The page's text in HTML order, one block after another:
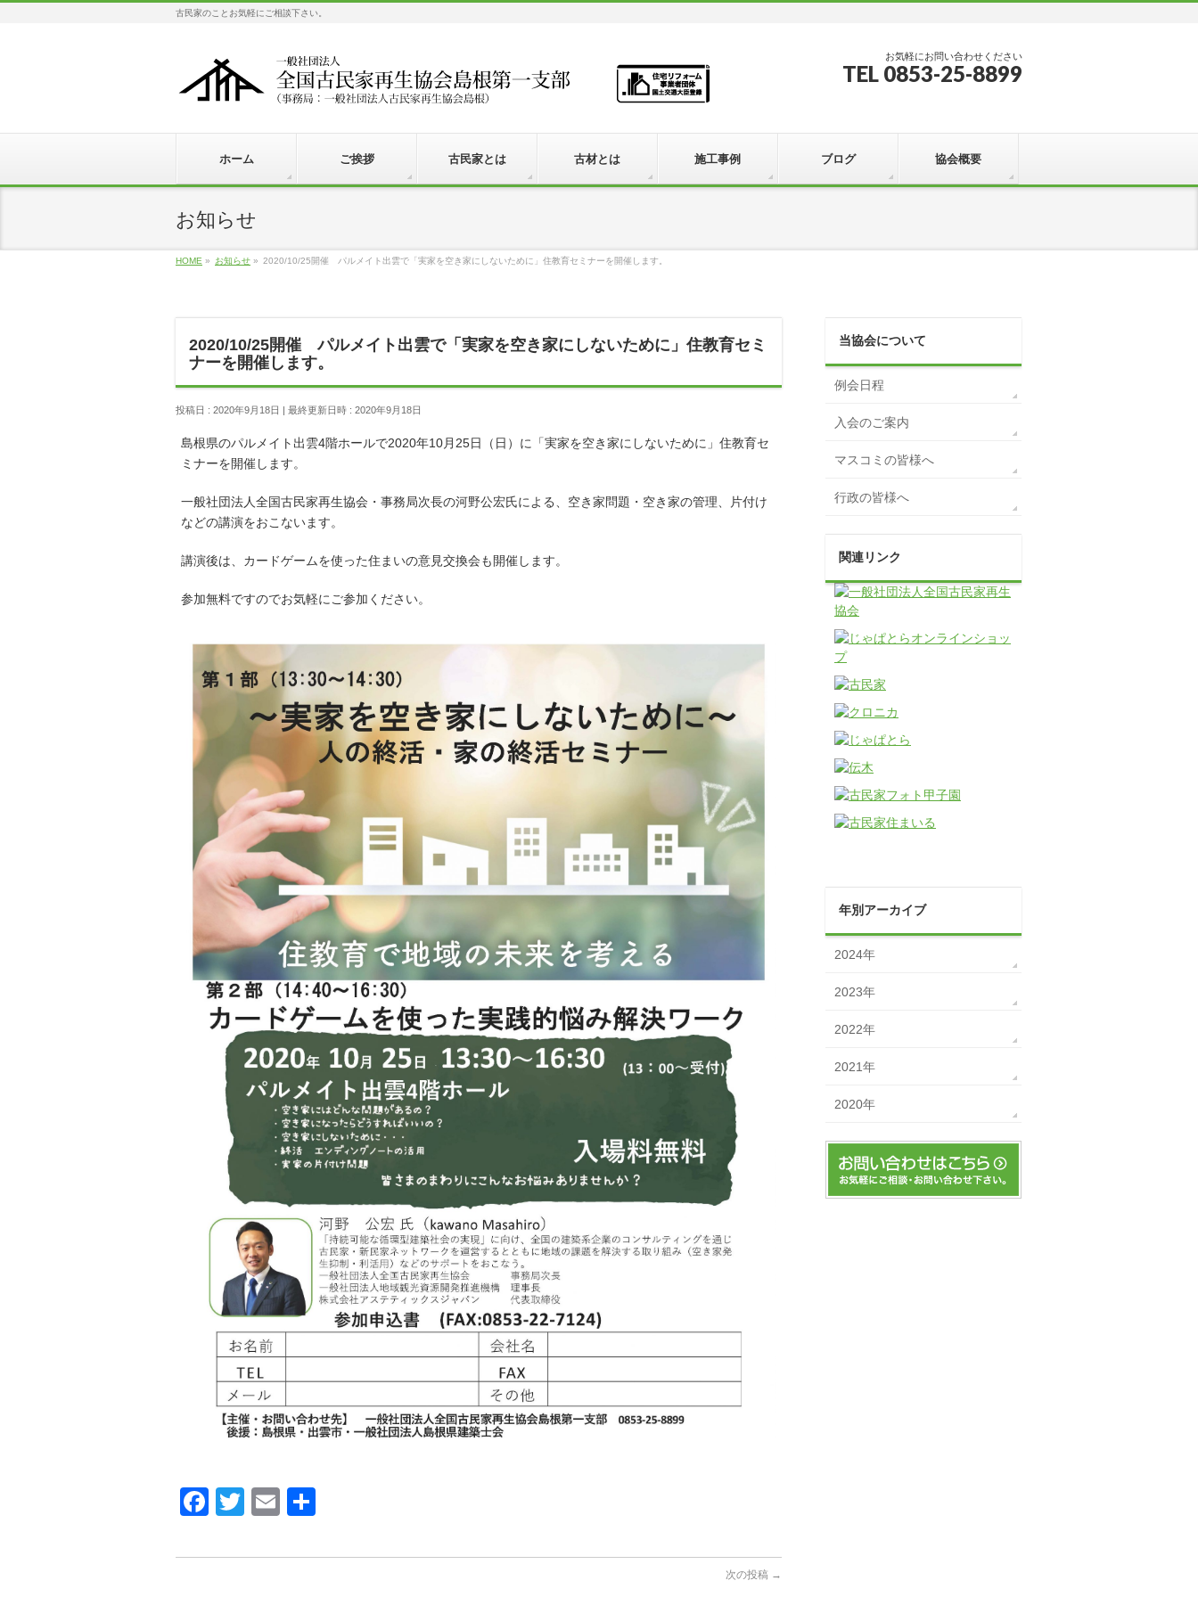
古民家のことお気軽にご相談下さい。
お気軽にお問い合わせください
TEL 0853-25-8899
ホーム ご挨拶 古民家とは 古材とは 施工事例 ブログ 協会概要
お知らせ
HOME » お知らせ » 2020/10/25開催 パルメイト出雲で「実家を空き家にしないために」住教育セミナーを開催します。
2020/10/25開催 パルメイト出雲で「実家を空き家にしないために」住教育セミ
ナーを開催します。
投稿日 : 2020年9月18日 最終更新日時 : 2020年9月18日
島根県のパルメイト出雲4階ホールで2020年10月25日（日）に「実家を空き家にしないために」住教育セ
ミナーを開催します。
一般社団法人全国古民家再生協会・事務局次長の河野公宏氏による、空き家問題・空き家の管理、片付け
などの講演をおこないます。
講演後は、カードゲームを使った住まいの意見交換会も開催します。
参加無料ですのでお気軽にご参加ください。
Facebook
TwitterEmail
次の投稿 →
当協会について
例会日程
入会のご案内
マスコミの皆様へ
行政の皆様へ
関連リンク
年別アーカイブ
2024年
2023年
2022年
2021年
2020年